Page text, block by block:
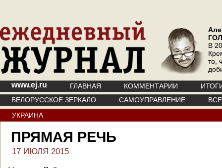
В
то,
www.ej.ru ГЛАВНАЯ КОММЕНТАРИИ
БЕЛОРУССКОЕ ЗЕРКАЛО
САМОУПРАВЛЕНИЕ
УКРАИНА
ПРЯМАЯ РЕЧЬ
17 ИЮЛЯ 2015